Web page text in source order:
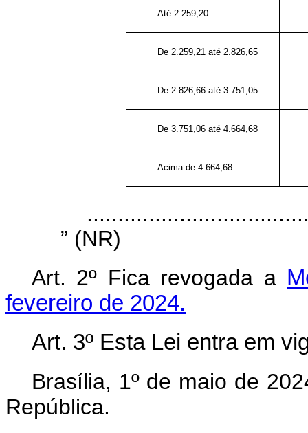
Até 2.259,20
De 2.259,21 até 2.826,65
De 2.826,66 até 3.751,05
De 3.751,06 até 4.664,68
Acima de 4.664,68
” (NR)
Art. 2º Fica revogada a
fevereiro de 2024.
Art. 3º Esta Lei entra em
Brasília, 1º de maio de
República.